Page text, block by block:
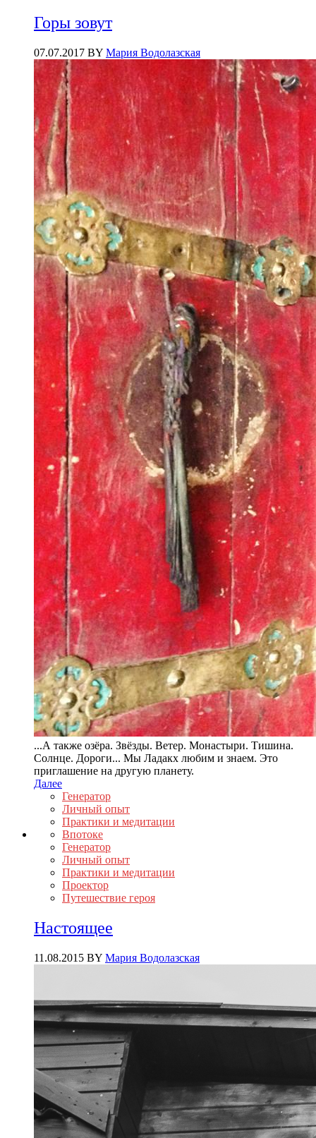
Горы зовут
07.07.2017 BY Мария Водолазская
...А также озёра. Звёзды. Ветер. Монастыри. Тишина.
Солнце. Дороги... Мы Ладакх любим и знаем. Это
приглашение на другую планету.
Далее
Генератор
Личный опыт
Практики и медитации
Впотоке
Генератор
Личный опыт
Практики и медитации
Проектор
Путешествие героя
Настоящее
11.08.2015 BY Мария Водолазская